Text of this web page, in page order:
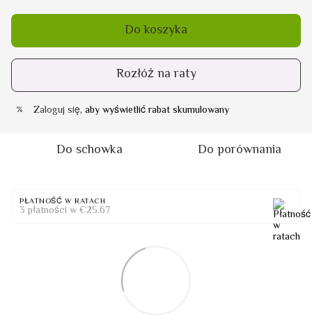
Do koszyka
Rozłóż na raty
% Zaloguj się, aby wyświetlić rabat skumulowany
Do schowka Do porównania
PŁATNOŚĆ W RATACH
3 płatności w €25.67